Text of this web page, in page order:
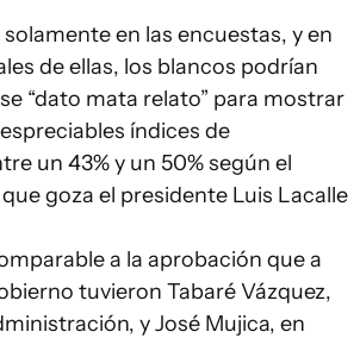
en las encuestas, y en
de ellas, los blancos podrían
“dato mata relato” para mostrar
índices de
un 43% y un 50% según el
goza el presidente Luis Lacalle
a la aprobación que a
tuvieron Tabaré Vázquez,
y José Mujica, en